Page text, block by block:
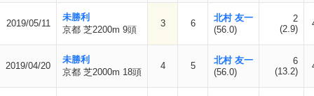
2019/05/11
未勝利
京都 芝2200m 9頭
3 6
北村 友一
(56.0)
2
(2.9)
2019/04/20
未勝利
京都 芝2000m 18頭
4 5
北村 友一
(56.0)
6
(13.2)